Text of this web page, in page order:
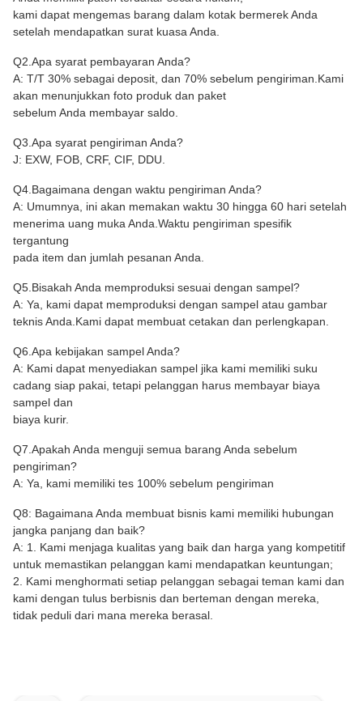
kami dapat mengemas barang dalam kotak bermerek Anda
setelah mendapatkan surat kuasa Anda.
Q2.Apa syarat pembayaran Anda?
A: T/T 30% sebagai deposit, dan 70% sebelum pengiriman.Kami
akan menunjukkan foto produk dan paket
sebelum Anda membayar saldo.
Q3.Apa syarat pengiriman Anda?
J: EXW, FOB, CRF, CIF, DDU.
Q4.Bagaimana dengan waktu pengiriman Anda?
A: Umumnya, ini akan memakan waktu 30 hingga 60 hari setelah
menerima uang muka Anda.Waktu pengiriman spesifik
tergantung
pada item dan jumlah pesanan Anda.
Q5.Bisakah Anda memproduksi sesuai dengan sampel?
A: Ya, kami dapat memproduksi dengan sampel atau gambar
teknis Anda.Kami dapat membuat cetakan dan perlengkapan.
Q6.Apa kebijakan sampel Anda?
A: Kami dapat menyediakan sampel jika kami memiliki suku
cadang siap pakai, tetapi pelanggan harus membayar biaya
sampel dan
biaya kurir.
Q7.Apakah Anda menguji semua barang Anda sebelum
pengiriman?
A: Ya, kami memiliki tes 100% sebelum pengiriman
Q8: Bagaimana Anda membuat bisnis kami memiliki hubungan
jangka panjang dan baik?
A: 1. Kami menjaga kualitas yang baik dan harga yang kompetitif
untuk memastikan pelanggan kami mendapatkan keuntungan;
2. Kami menghormati setiap pelanggan sebagai teman kami dan
kami dengan tulus berbisnis dan berteman dengan mereka,
tidak peduli dari mana mereka berasal.